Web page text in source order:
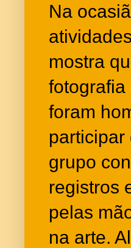
Na
mostra
fotografia
foram
participar
grupo
registros
pelas
na arte.